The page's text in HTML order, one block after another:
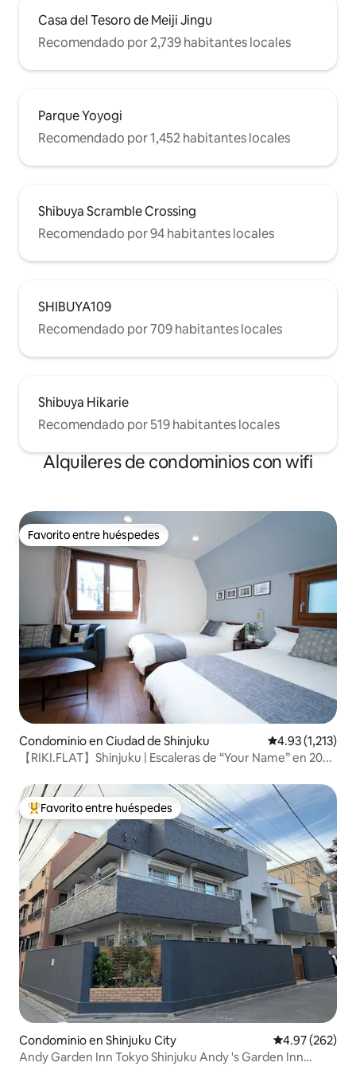
Quijote Shinjuku Korean Town (Shin-
Okubo) Santuario Hanazono Shinjuku
Casa del Tesoro de Meiji Jingu
Recomendado por 2,739 habitantes locales
Parque Yoyogi
Recomendado por 1,452 habitantes locales
Shibuya Scramble Crossing
Recomendado por 94 habitantes locales
SHIBUYA109
Recomendado por 709 habitantes locales
Shibuya Hikarie
Recomendado por 519 habitantes locales
Alquileres de condominios con wifi
Favorito entre huéspedes
Favorito entre huéspedes
Condominio en Ciudad de Shinjuku Calificación
4.93 (1,213)
【RIKI.FLAT】Shinjuku | Escaleras de “Your Name” en 20...
De los mejores en Favorito entre huéspedes
Favorito entre huéspedes
Condominio en Shinjuku City Calificación
4.97 (262)
Andy Garden Inn Tokyo Shinjuku Andy 's Garden Inn